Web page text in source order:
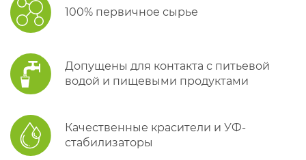
100% первичное сырье
Допущены для контакта с питьевой
водой и пищевыми продуктами
Качественные красители и УФ-
стабилизаторы